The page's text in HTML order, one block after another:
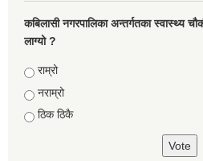
कबिलासी नगरपालिका अन्तर्गतका स्वास्थ्य
लाग्यो ?
Choices
राम्रो
नराम्रो
ठिक ठिकै